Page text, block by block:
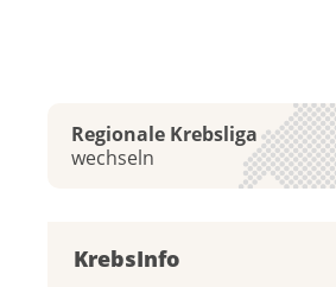
Regionale Krebsliga
wechseln
Krebsliga Aargau
KrebsInfo